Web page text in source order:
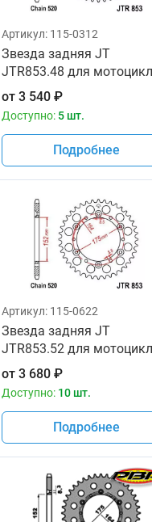
Артикул: 115-0312
Звезда задняя JT
JTR853.48 для
от 3 540₽
Доступно: 5 шт.
Подробнее
Артикул: 115-0622
Звезда задняя JT
JTR853.52 для
от 3 680₽
Доступно: 10 шт.
Подробнее